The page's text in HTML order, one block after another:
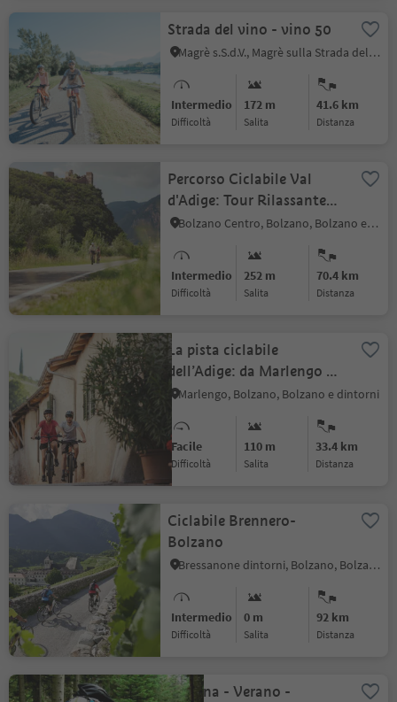
Strada del vino - vino 50
Magrè s.S.d.V., Magrè sulla Strada del Vino, Bolzano e dintorni
Intermedio
Difficoltà
172 m
Salita
41.6 km
distanza
Percorso Ciclabile Val
d'Adige: Tour Rilassante
da Bolzano a Merano
Bolzano Centro, Bolzano, Bolzano e dintorni
Intermedio
Difficoltà
252 m
Salita
70.4 km
distanza
La pista ciclabile
dell’Adige: da Marlengo a
Bolzano
Marlengo, Bolzano, Bolzano e dintorni
Facile
Difficoltà
110 m
Salita
33.4 km
distanza
Ciclabile Brennero-
Bolzano
Bressanone dintorni, Bolzano, Bolzano e dintorni
Intermedio
Difficoltà
0 m
Salita
92 km
distanza
Meltina - Verano -